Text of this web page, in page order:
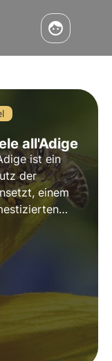
all'Adige
ist ein
der
einem
bei der
spielt.
und
in diesem